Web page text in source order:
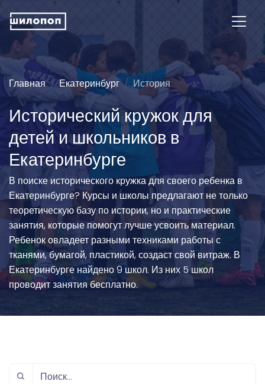
Главная Екатеринбург История
Исторический кружок для
детей и школьников в
Екатеринбурге
В поиске исторического кружка для своего ребенка в
Екатеринбурге? Курсы и школы предлагают не только
теоретическую базу по истории, но и практические
занятия, которые помогут лучше усвоить материал.
Ребенок овладеет разными техниками работы с
тканями, бумагой, пластикой, создаст свой витраж. В
Екатеринбурге найдено 9 школ. Из них 5 школ
проводит занятия бесплатно.